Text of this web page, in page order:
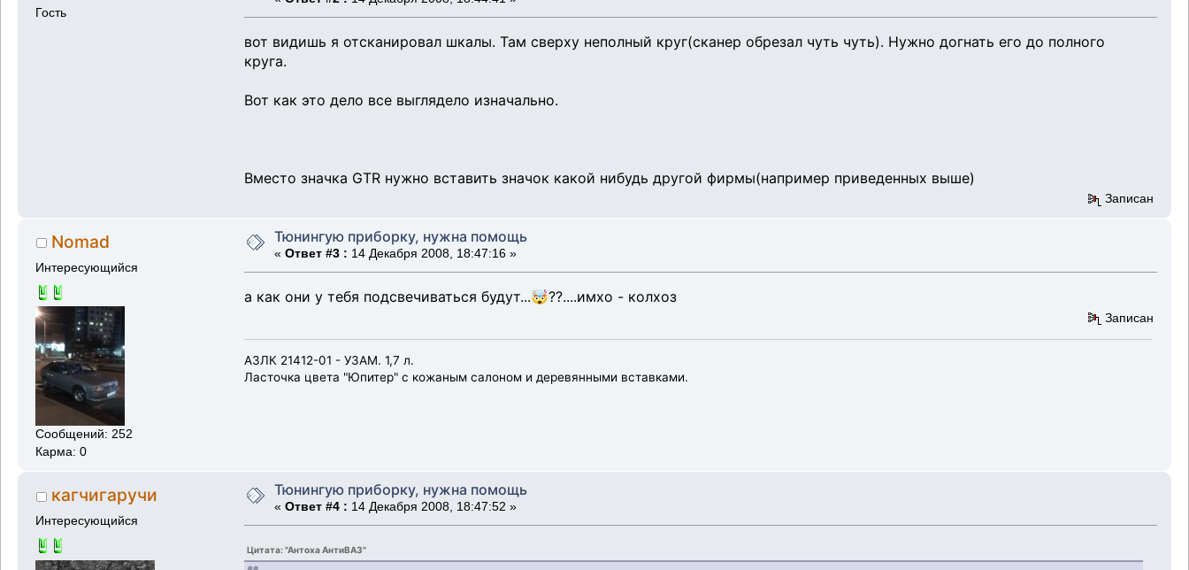
Гость
вот видишь я отсканировал шкалы. Там сверху неполный круг(сканер обрезал чуть чуть). Нужно догнать его до полного
круга.
Вот как это дело все выглядело изначально.
Вместо значка GTR нужно вставить значок какой нибудь другой фирмы(например приведенных выше)
Записан
Nomad
Интересующийся
Сообщений: 252
Карма: 0
Тюнингую приборку, нужна помощь
« Ответ #3 : 14 Декабря 2008, 18:47:16 »
а как они у тебя подсвечиваться будут...🤯??....имхо - колхоз
Записан
АЗЛК 21412-01 - УЗАМ. 1,7 л.
Ласточка цвета "Юпитер" с кожаным салоном и деревянными вставками.
кагчигаручи
Интересующийся
Тюнингую приборку, нужна помощь
« Ответ #4 : 14 Декабря 2008, 18:47:52 »
Цитата: "Антоха АнтиВАЗ"